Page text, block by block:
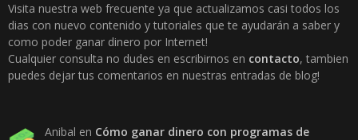
Visita nuestra web frecuente ya que actualizamos casi todos los
dias con nuevo contenido y tutoriales que te ayudarán a saber y
como poder ganar dinero por Internet!
Cualquier consulta no dudes en escribirnos en contacto, tambien
puedes dejar tus comentarios en nuestras entradas de blog!
Anibal en Cómo ganar dinero con programas de